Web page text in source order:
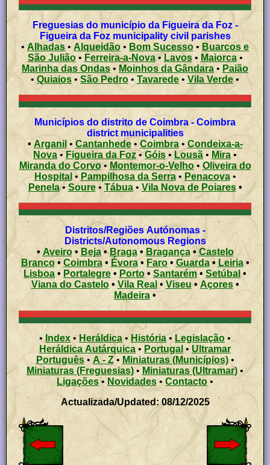
Freguesias do município da Figueira da Foz -
Figueira da Foz municipality civil parishes
• Alhadas • Alqueidão• Bom Sucesso • Buarcos e
São Julião• Ferreira-a-Nova• Lavos• Maiorca•
Marinha das Ondas • Moinhos da Gândara • Paião
• Quiaios • São Pedro •Tavarede • Vila Verde •
Municípios do distrito de Coimbra - Coimbra
district municipalities
• Arganil • Cantanhede•Coimbra• Condeixa-a-
Nova • Figueira da Foz •Góis •Lousã • Mira •
Miranda do Corvo• Montemor-o-Velho• Oliveira do
Hospital • Pampilhosa da Serra• Penacova•
Penela•Soure• Tábua• Vila Nova de Poiares•
Distritos/Regiões Autónomas -
Districts/Autonomous Regions
• Aveiro• Beja• Braga• Bragança• Castelo
Branco•Coimbra• Évora• Faro• Guarda• Leiria•
Lisboa • Portalegre • Porto • Santarém • Setúbal•
Viana do Castelo• Vila Real •Viseu • Açores •
Madeira •
• Index •Heráldica • História • Legislação •
Heráldica Autárquica • Portugal • Ultramar
Português• A - Z• Miniaturas (Municípios)•
Miniaturas (Freguesias) • Miniaturas (Ultramar) •
Ligações • Novidades •Contacto •
Actualizada/Updated: 08/12/2025